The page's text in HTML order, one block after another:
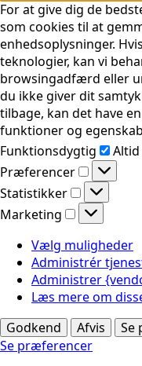
For at give dig de
som cookies til at
enhedsoplysninger.
teknologier, kan vi
browsingadfærd eller
du ikke giver dit
tilbage, kan det have
funktioner og
Funktionsdygtig
Præferencer
Statistikker
Statistikker
Marketing
Marketing
Vælg muligheder
Administrér
Administrer
Læs mere om
Godkend
Afvis Se
Se præferencer